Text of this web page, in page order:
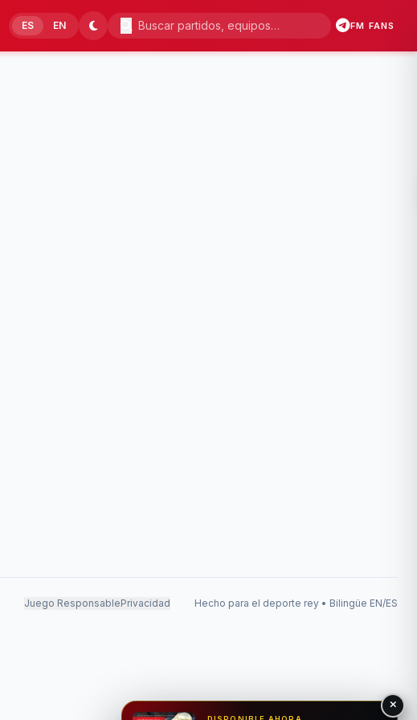
ES EN FM FANS
Juego ResponsablePrivacidad Hecho para el deporte rey • Bilingüe EN/ES